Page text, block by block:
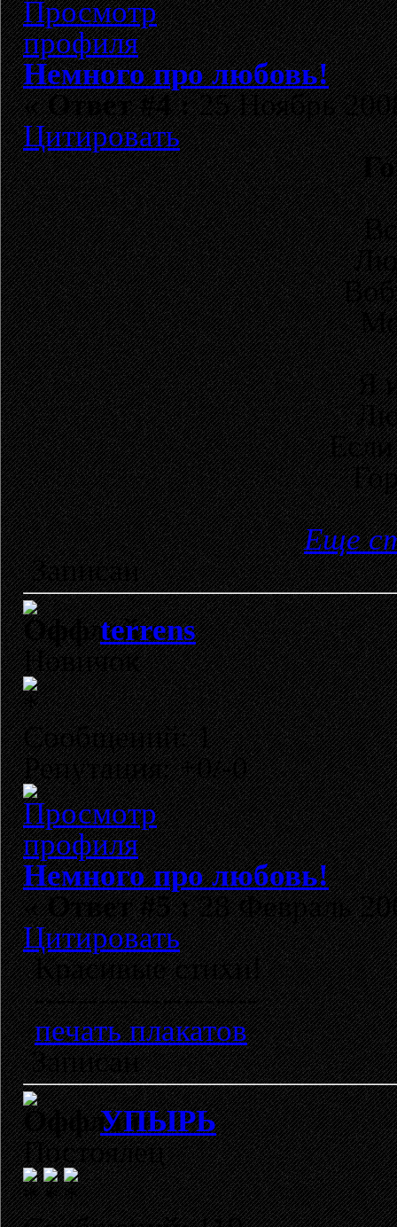
Немного про любовь!
«Ответ #4 :25 Ноябрь
Цитировать
Я
Еще
Записан
terrens
Новичок
Сообщений: 1
Репутация: +0/-0
Немного про любовь!
«Ответ #5 :28 Февраль
Цитировать
Красивые стихи!
---------------------
печать плакатов
Записан
УПЫРЬ
Постоялец